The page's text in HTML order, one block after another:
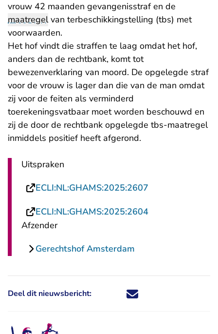
vrouw 42 maanden gevangenisstraf en de
maatregelvan terbeschikkingstelling (tbs) met
voorwaarden.
Het hof vindt die straffen te laag omdat het hof,
anders dan de rechtbank, komt tot
bewezenverklaring van moord. De opgelegde straf
voor de vrouw is lager dan die van de man omdat
zij voor de feiten als verminderd
toerekeningsvatbaar moet worden beschouwd en
zij de door de rechtbank opgelegde tbs-maatregel
inmiddels positief heeft afgerond.
Uitspraken
ECLI:NL:GHAMS:2025:2607
ECLI:NL:GHAMS:2025:2604- U verlaat
Afzender
Gerechtshof Amsterdam
Deel dit nieuwsbericht: Deel dit nieuwsbericht via X -
Deel dit nieuwsbericht via
Deel dit nieuwsbericht
Deel dit